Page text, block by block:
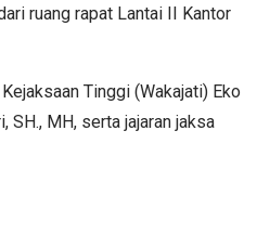
ruang rapat Lantai II Kantor
Tinggi (Wakajati) Eko
SH., MH, serta jajaran jaksa